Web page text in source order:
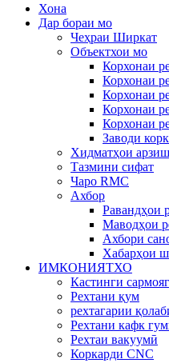
Хона
Дар бораи мо
Чеҳраи Ширкат
Объектхои мо
Корхонаи
Корхонаи
Корхонаи
Корхонаи
Корхонаи
Заводи
Хидматҳои
Тазмини сифат
Чаро RMC
Ахбор
Равандҳои
Маводҳои
Ахбори
Хабарҳои
ИМКОНИЯТХО
Кастинги
Рехтани қум
рехтагарии
Рехтани кафк
Рехтаи вакуумӣ
Коркарди CNC